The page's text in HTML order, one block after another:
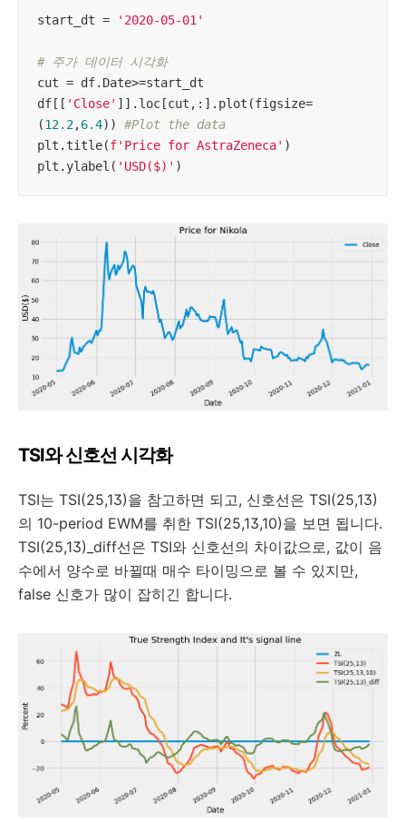
start_dt = '2020-05-01'
# 주가 데이터 시각화
cut = df.Date>=start_dt
df[[ 'Close' ]].loc[cut,:].plot(figsize=
(12.2,6.4)) #Plot the data
plt.title(f'Price for AstraZeneca' )
plt.ylabel( 'USD($)' )
TSI와 신호선 시각화
TSI는 TSI(25,13)을 참고하면 되고, 신호선은 TSI(25,13)
의 10-period EWM를 취한 TSI(25,13,10)을 보면 됩니다.
TSI(25,13)_diff선은 TSI와 신호선의 차이값으로, 값이 음
수에서 양수로 바뀔때 매수 타이밍으로 볼 수 있지만,
false 신호가 많이 잡히긴 합니다.